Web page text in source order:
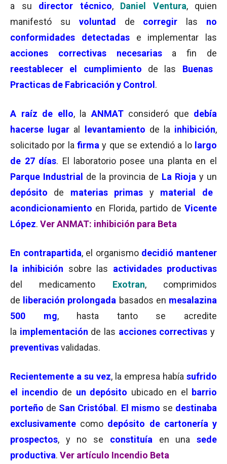
a su director técnico, Daniel Ventura, quien
manifestó su voluntad de corregir las no
conformidades detectadase implementar las
acciones correctivas necesariasa fin de
reestablecer el cumplimiento
de las Buenas
Practicas de Fabricación y Control .
A raíz de ello, la ANMATconsideró que debía
hacerse lugar al evantamiento de la inhibición,
solicitado por la firma y que se extendió a lo largo
de 27 días. El laboratorio posee una planta en el
Parque Industrial
de la provincia de La Rioja y un
depósito de materias primas y material de
acondicionamiento en Florida, partido deVicente
López. Ver ANMAT: inhibición para Beta
En contrapartida, el organismo decidió mantener
la inhibición sobre las actividades productivas
del medicamento Exotran, comprimidos
de liberación prolongada basados en mesalazina
500 mg, hasta tanto se acredite
la implementación de las acciones correctivas y
preventivasvalidadas.
Recientemente a su vez, la empresa había sufrido
el incendio de un depósito ubicado en el
barrio
porteño de San Cristóbal . El mismo se destinaba
exclusivamente como depósito de cartonería y
prospectos, y no se constituía en unasede
productiva. Ver artículo Incendio Beta